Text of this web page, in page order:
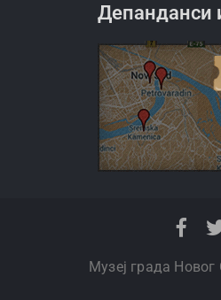
Депанданси
Музеј града